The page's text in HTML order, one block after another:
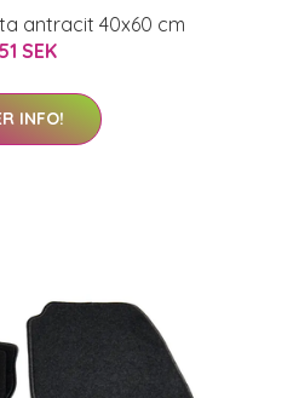
antracit 40x60 cm
SEK
INFO!